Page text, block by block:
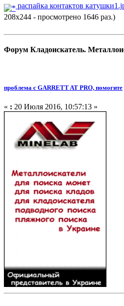
распайка контактов
208x244 - просмотрено 1646 раз.)
Форум Кладоискатель.
проблема с GARRETT AT PRO, помогите
« : 20 Июля 2016, 10:57:13 »